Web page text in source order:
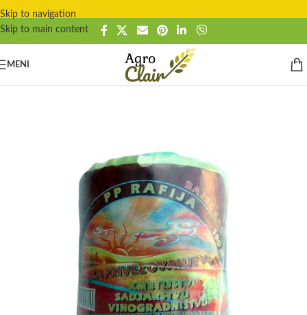
Skip to navigation
Skip to main content
MENI